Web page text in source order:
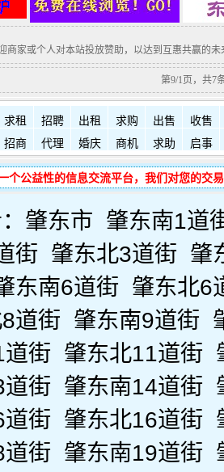
商家或个人对本站投放赞助，以达到互惠共赢的未
第9/1页，共7
求租 招聘 出租 求购 出售
收售
招商 代理 婚庆 商机 求助 启事
个公益性的信息交流平台，我们对您的交
肇东市 肇东南1道
街 肇东北3道街 肇
东南6道街 肇东北6
道街 肇东南9道街
街 肇东北11道街
街 肇东南14道街
街 肇东北16道街
街 肇东南19道街